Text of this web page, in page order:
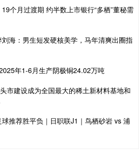
个月过渡期 约半数上市银行“多栖”董秘需
海：男生短发硬核美学，马年清爽出圈指
年1-6月生产阴极铜24.02万吨
市建设成为全国最大的稀土新材料基地和
推荐胜平负｜日职联J1｜鸟栖砂岩 vs 浦